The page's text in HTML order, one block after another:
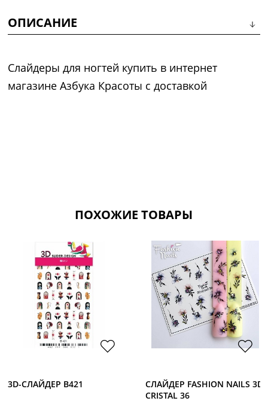
ОПИСАНИЕ
Слайдеры для ногтей купить в интернет
магазине Азбука Красоты с доставкой
ПОХОЖИЕ ТОВАРЫ
3D-CЛАЙДЕР B421
СЛАЙДЕР FASHION NAILS 3D
CRISTAL 36